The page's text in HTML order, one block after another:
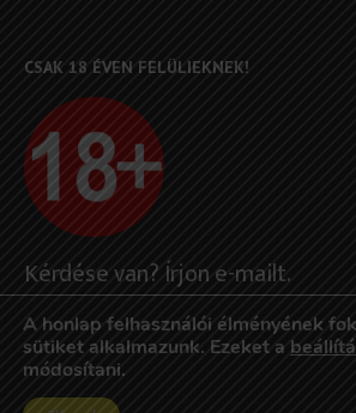
CSAK 18 ÉVEN FELÜLIEKNEK!
Kérdése van? Írjon e-mailt.
Felelősségteljes szerencsejáték
A honlap felhasználói élményének
sütiket alkalmazunk. Ezeket a
módosítani.